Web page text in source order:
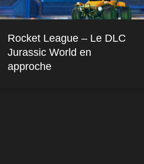
Rocket League – Le DLC
Jurassic World en
approche